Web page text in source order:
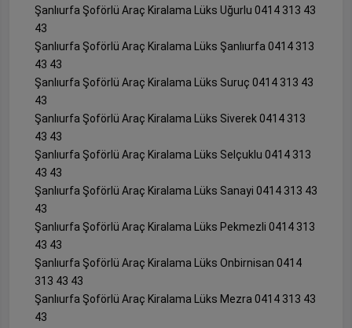
Şanlıurfa Şoförlü Araç Kiralama Lüks Uğurlu 0414 313 43
43
Şanlıurfa Şoförlü Araç Kiralama Lüks Şanlıurfa 0414 313
43 43
Şanlıurfa Şoförlü Araç Kiralama Lüks Suruç 0414 313 43
43
Şanlıurfa Şoförlü Araç Kiralama Lüks Siverek 0414 313
43 43
Şanlıurfa Şoförlü Araç Kiralama Lüks Selçuklu 0414 313
43 43
Şanlıurfa Şoförlü Araç Kiralama Lüks Sanayi 0414 313 43
43
Şanlıurfa Şoförlü Araç Kiralama Lüks Pekmezli 0414 313
43 43
Şanlıurfa Şoförlü Araç Kiralama Lüks Onbirnisan 0414
313 43 43
Şanlıurfa Şoförlü Araç Kiralama Lüks Mezra 0414 313 43
43